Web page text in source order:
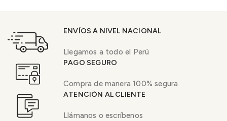
ENVÍOS A NIVEL NACIONAL
Llegamos a todo el Perú
PAGO SEGURO
Compra de manera 100% segura
ATENCIÓN AL CLIENTE
Llámanos o escríbenos